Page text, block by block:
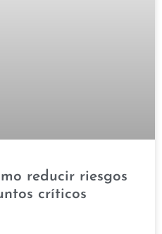
reducir riesgos
críticos